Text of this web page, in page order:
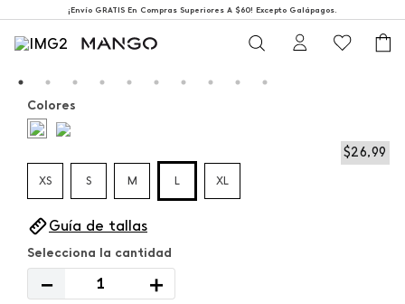
¡Envío GRATIS En Compras Superiores A $60! Excepto Galápagos.
$26,99
Colores
XS S M L XL
Guía de tallas
＋
－